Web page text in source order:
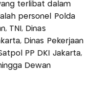
terlibat dalam
personel Polda
TNI, Dinas
Dinas Pekerjaan
PP DKI Jakarta,
Dewan